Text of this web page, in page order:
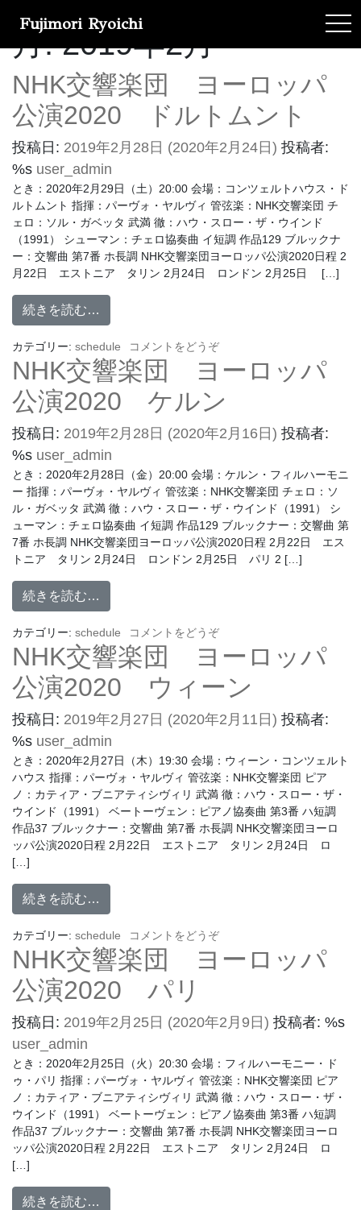
Fujimori Ryoichi
月:2019年2月
NHK交響楽団 ヨーロッパ
公演2020 ドルトムント
投稿日: 2019年2月28日 (2020年2月24日) 投稿者:
%s user_admin
とき：2020年2月29日（土）20:00 会場：コンツェルトハウス・ド
ルトムント 指揮：パーヴォ・ヤルヴィ 管弦楽：NHK交響楽団 チ
ェロ：ソル・ガベッタ 武満 徹：ハウ・スロー・ザ・ウインド
（1991） シューマン：チェロ協奏曲 イ短調 作品129 ブルックナ
ー：交響曲 第7番 ホ長調 NHK交響楽団ヨーロッパ公演2020日程 2
月22日 エストニア タリン 2月24日 ロンドン 2月25日 […]
続きを読む…
カテゴリー: schedule コメントをどうぞ
NHK交響楽団 ヨーロッパ
公演2020 ケルン
投稿日: 2019年2月28日 (2020年2月16日) 投稿者:
%s user_admin
とき：2020年2月28日（金）20:00 会場：ケルン・フィルハーモニ
ー 指揮：パーヴォ・ヤルヴィ 管弦楽：NHK交響楽団 チェロ：ソ
ル・ガベッタ 武満 徹：ハウ・スロー・ザ・ウインド（1991） シ
ューマン：チェロ協奏曲 イ短調 作品129 ブルックナー：交響曲 第
7番 ホ長調 NHK交響楽団ヨーロッパ公演2020日程 2月22日 エス
トニア タリン 2月24日 ロンドン 2月25日 パリ 2 […]
続きを読む…
カテゴリー: schedule コメントをどうぞ
NHK交響楽団 ヨーロッパ
公演2020 ウィーン
投稿日: 2019年2月27日 (2020年2月11日) 投稿者:
%s user_admin
とき：2020年2月27日（木）19:30 会場：ウィーン・コンツェルト
ハウス 指揮：パーヴォ・ヤルヴィ 管弦楽：NHK交響楽団 ピア
ノ：カティア・ブニアティシヴィリ 武満 徹：ハウ・スロー・ザ・
ウインド（1991） ベートーヴェン：ピアノ協奏曲 第3番 ハ短調
作品37 ブルックナー：交響曲 第7番 ホ長調 NHK交響楽団ヨーロ
ッパ公演2020日程 2月22日 エストニア タリン 2月24日 ロ
[…]
続きを読む…
カテゴリー: schedule コメントをどうぞ
NHK交響楽団 ヨーロッパ
公演2020 パリ
投稿日: 2019年2月25日 (2020年2月9日) 投稿者: %s
user_admin
とき：2020年2月25日（火）20:30 会場：フィルハーモニー・ド
ゥ・パリ 指揮：パーヴォ・ヤルヴィ 管弦楽：NHK交響楽団 ピア
ノ：カティア・ブニアティシヴィリ 武満 徹：ハウ・スロー・ザ・
ウインド（1991） ベートーヴェン：ピアノ協奏曲 第3番 ハ短調
作品37 ブルックナー：交響曲 第7番 ホ長調 NHK交響楽団ヨーロ
ッパ公演2020日程 2月22日 エストニア タリン 2月24日 ロ
[…]
続きを読む…